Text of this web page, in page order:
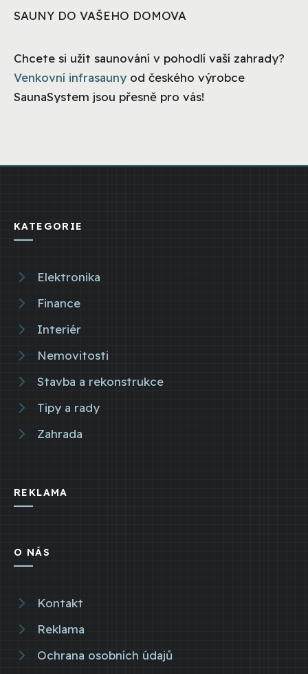
SAUNY DO VAŠEHO DOMOVA
Chcete si užít saunování v pohodlí vaší zahrady?
Venkovní infrasauny od českého výrobce
SaunaSystem jsou přesně pro vás!
KATEGORIE
Elektronika
Finance
Interiér
Nemovitosti
Stavba a rekonstrukce
Tipy a rady
Zahrada
REKLAMA
O NÁS
Kontakt
Reklama
Ochrana osobních údajů